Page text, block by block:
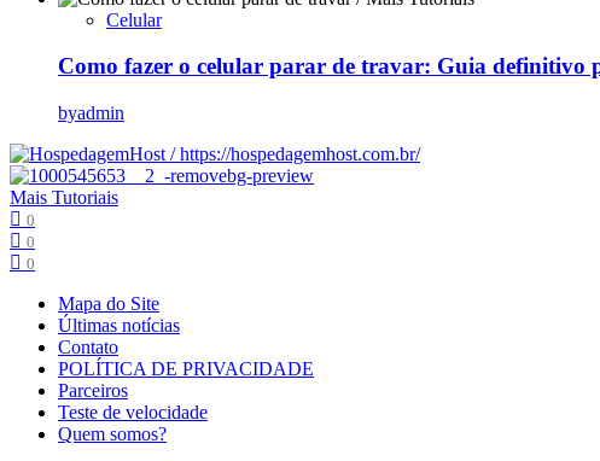
Celular
Como fazer o celular parar de travar: Guia definitivo
byadmin
Mais Tutoriais
0
0
0
Mapa do Site
Últimas notícias
Contato
POLÍTICA DE PRIVACIDADE
Parceiros
Teste de velocidade
Quem somos?